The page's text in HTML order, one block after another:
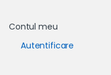
Contul meu
Autentificare